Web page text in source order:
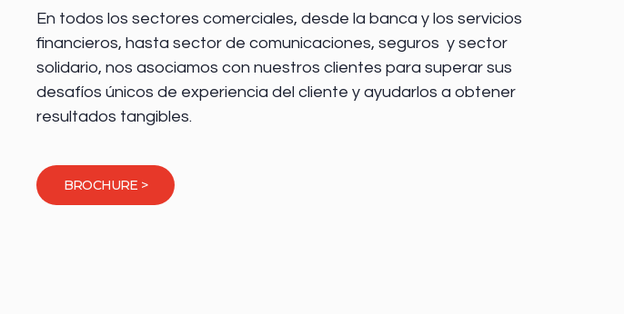
En todos los sectores comerciales, desde la banca y los servicios
financieros, hasta sector de comunicaciones, seguros y sector
solidario, nos asociamos con nuestros clientes para superar sus
desafíos únicos de experiencia del cliente y ayudarlos a obtener
resultados tangibles.
BROCHURE >